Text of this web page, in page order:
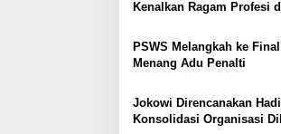
Kenalkan Ragam Profesi
PSWS Melangkah ke
Menang Adu Penalti
Jokowi Direncanakan
Konsolidasi Organisasi